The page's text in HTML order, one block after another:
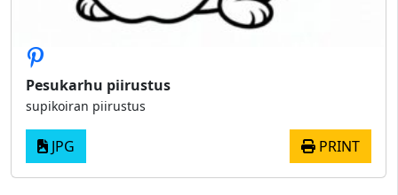
Pesukarhu piirustus
supikoiran piirustus
JPG PRINT